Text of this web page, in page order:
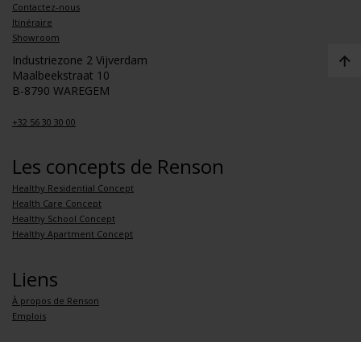
Contactez-nous
Itinéraire
Showroom
Industriezone 2 Vijverdam
Maalbeekstraat 10
B-8790 WAREGEM
+32 56 30 30 00
Les concepts de Renson
Healthy Residential Concept
Health Care Concept
Healthy School Concept
Healthy Apartment Concept
Liens
À propos de Renson
Emplois